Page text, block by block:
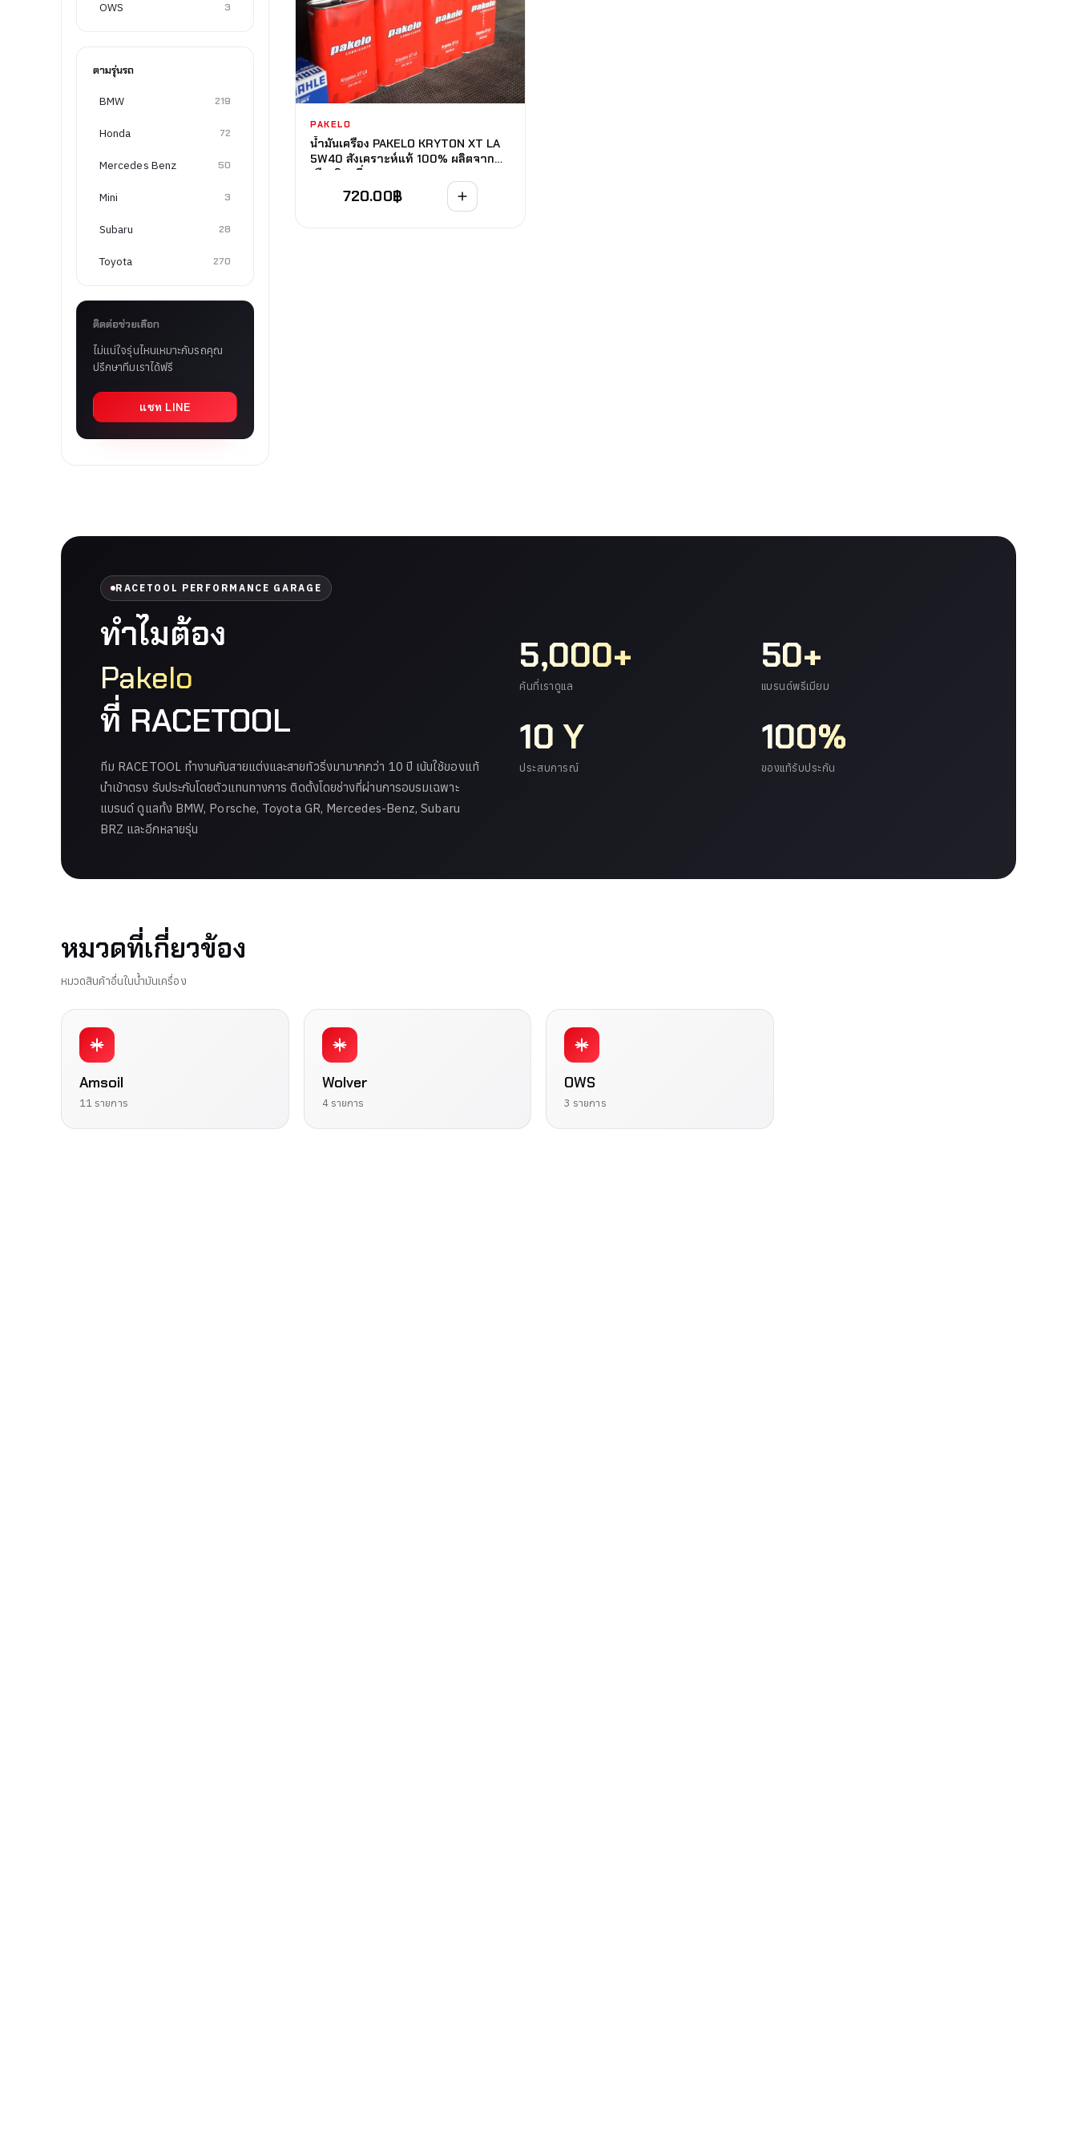
OWS 3
ตามรุ่นรถ
BMW 219
Honda 72
Mercedes Benz 50
Mini 3
Subaru 28
Toyota 270
ติดต่อช่วยเลือก
ไม่แน่ใจรุ่นไหนเหมาะกับรถคุณ
ปรึกษาทีมเราได้ฟรี
แชท LINE
PAKELO
น้ำมันเครื่อง PAKELO KRYTON XT LA
5W40 สังเคราะห์แท้ 100% ผลิตจาก
เมืองอิตาลี่
720.00฿
RACETOOL PERFORMANCE GARAGE
ทำไมต้อง
Pakelo
ที่ RACETOOL
ทีม RACETOOL ทำงานกับสายแต่งและสายทัวริ่งมามากกว่า 10 ปี เน้นใช้ของแท้
นำเข้าตรง รับประกันโดยตัวแทนทางการ ติดตั้งโดยช่างที่ผ่านการอบรมเฉพาะ
แบรนด์ ดูแลทั้ง BMW, Porsche, Toyota GR, Mercedes-Benz, Subaru
BRZ และอีกหลายรุ่น
5,000+
คันที่เราดูแล
50+
แบรนด์พรีเมียม
10 Y
ประสบการณ์
100%
ของแท้รับประกัน
หมวดที่เกี่ยวข้อง
หมวดสินค้าอื่นในน้ำมันเครื่อง
Amsoil
11 รายการ
Wolver
4 รายการ
OWS
3 รายการ